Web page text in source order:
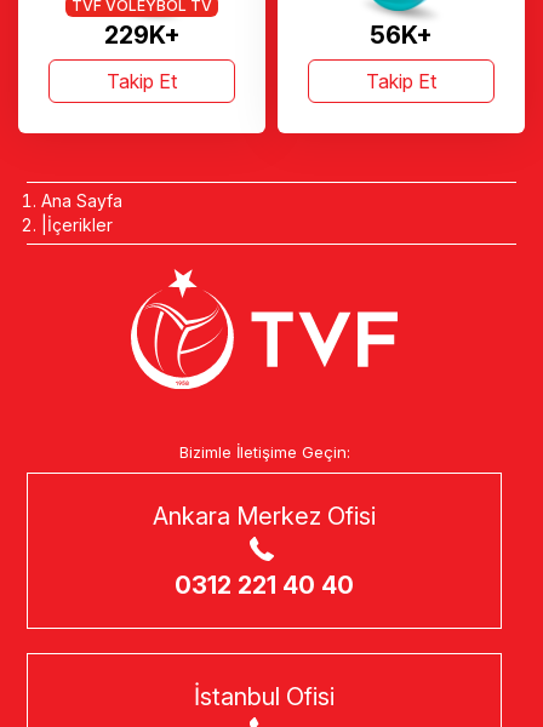
229K+
TVF VOLEYBOL TV
Takip Et
56K+
Takip Et
Ana Sayfa
İçerikler
Bizimle İletişime Geçin:
Ankara Merkez Ofisi
0312 221 40 40
İstanbul Ofisi